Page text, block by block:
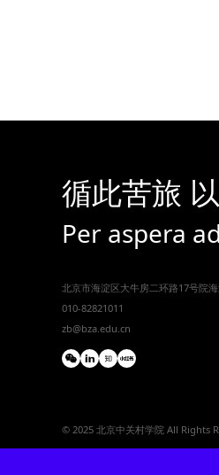
循此苦旅
Per aspera
北京市海淀区大牛房二环路17号院
010-82821011
zb@bza.edu.cn
© 2025 北京中关村学院 All Rights